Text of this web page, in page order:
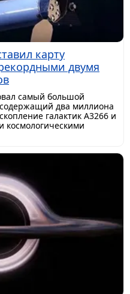
карту
двумя
самый большой
содержащий два миллиона
галактик A3266 и
космологическими